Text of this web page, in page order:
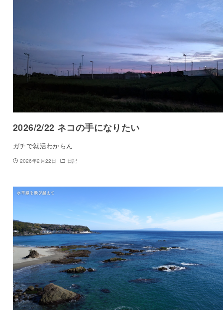
2026/2/22 ネコの手になりたい
ガチで就活わからん
2026年2月22日 日記